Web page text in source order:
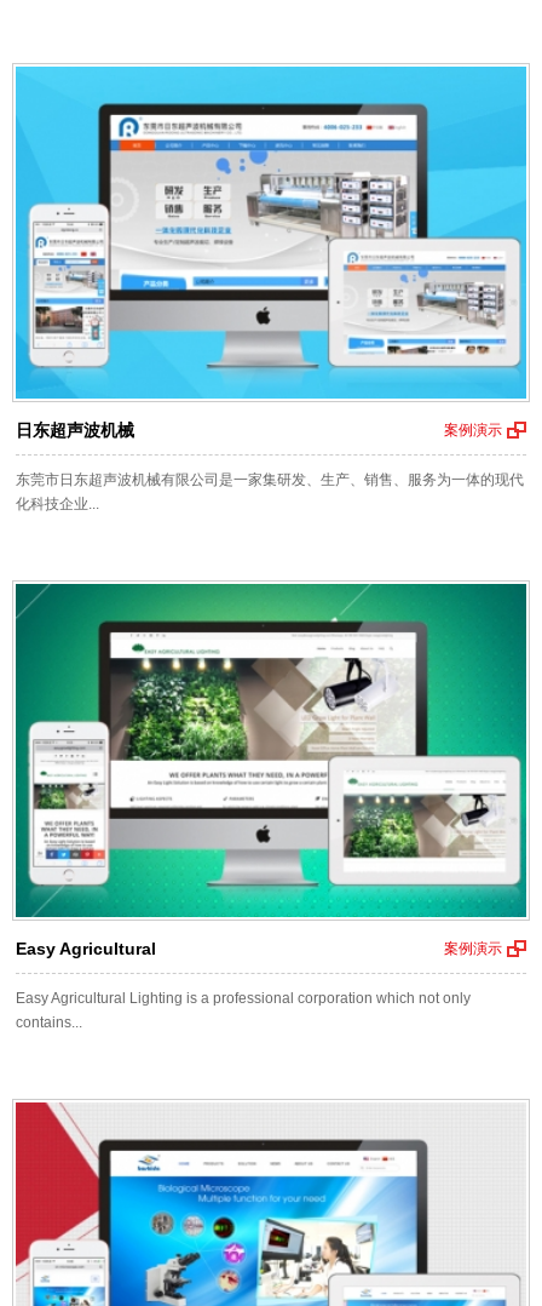
日东超声波机械 案例演示
东莞市日东超声波机械有限公司是一家集研发、生产、销售、服务为一体的现代
化科技企业...
Easy Agricultural 案例演示
Easy Agricultural Lighting is a professional corporation which not only
contains...